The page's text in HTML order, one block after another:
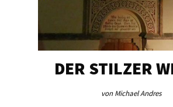
DER STILZER
von Michael Andres